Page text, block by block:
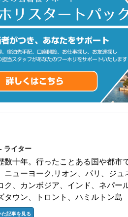
- ライター
数十年。行ったことある国や都市
ニューヨーク,リオン、パリ、ジュ
ク、カンボジア、インド、ネパー
タウン、トロント、ハミルトン島
た記事を見る